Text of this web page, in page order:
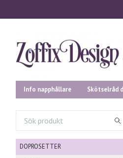
Info napphållare Skötselråd
DOPROSETTER